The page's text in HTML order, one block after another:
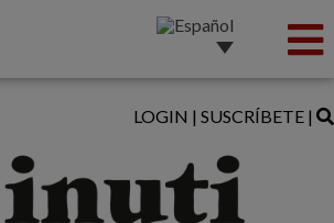
LOGIN | SUSCRÍBETE |